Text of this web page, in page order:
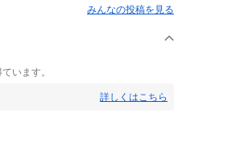
みんなの投稿を見る
います。
詳しくはこちら